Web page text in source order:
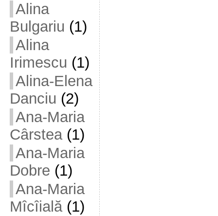
Alina
Bulgariu (1)
Alina
Irimescu (1)
Alina-Elena
Danciu (2)
Ana-Maria
Cârstea(1)
Ana-Maria
Dobre (1)
Ana-Maria
Mîcîială(1)